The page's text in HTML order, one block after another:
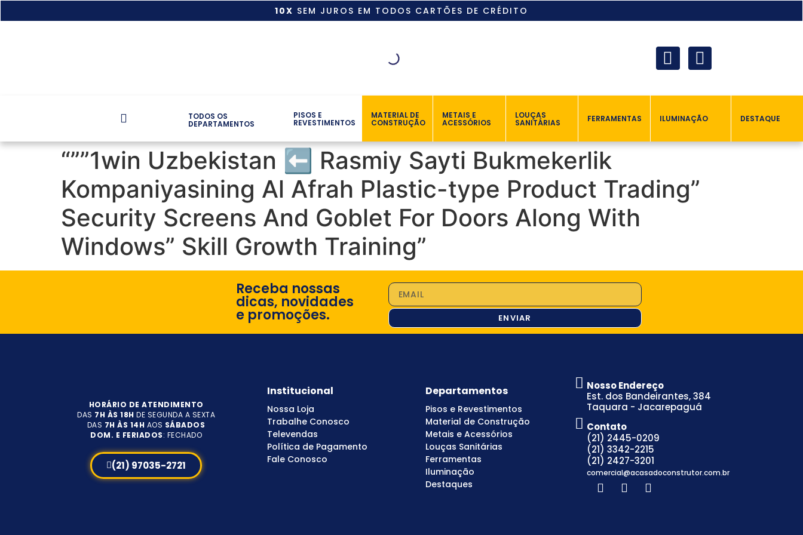
10X SEM JUROS EM TODOS CARTÕES DE CRÉDITO
TODOS OS
DEPARTAMENTOS
PISOS E
REVESTIMENTOS
MATERIAL DE
CONSTRUÇÃO
METAIS E
ACESSÓRIOS
LOUÇAS
SANITÁRIAS FERRAMENTAS ILUMINAÇÃO DESTAQUE
“””1win Uzbekistan ⬅️ Rasmiy Sayti Bukmekerlik
Kompaniyasining Al Afrah Plastic-type Product Trading”
Security Screens And Goblet For Doors Along With
Windows” Skill Growth Training”
Receba nossas
dicas, novidades
e promoções. ENVIAR
HORÁRIO DE ATENDIMENTO
DAS 7H ÀS 18H DE SEGUNDA A SEXTA
DAS 7H ÀS 14H AOS SÁBADOS
DOM. E FERIADOS: FECHADO
(21) 97035-2721
Institucional
Nossa Loja
Trabalhe Conosco
Televendas
Política de Pagamento
Fale Conosco
Departamentos
Pisos e Revestimentos
Material de Construção
Metais e Acessórios
Louças Sanitárias
Ferramentas
Iluminação
Destaques
Nosso Endereço
Est. dos Bandeirantes, 384
Taquara - Jacarepaguá
Contato
(21) 2445-0209
(21) 3342-2215
(21) 2427-3201
comercial@acasadoconstrutor.com.br